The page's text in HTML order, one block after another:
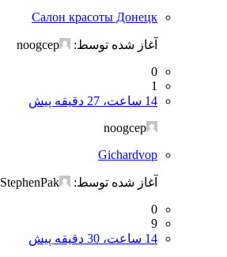
Салон красоты Донецк
آغاز شده توسط:
noogcep
0
1
14 ساعت، 27 دقیقه پیش
noogcep
Gichardvop
آغاز شده توسط:
StephenPak
0
9
14 ساعت، 30 دقیقه پیش